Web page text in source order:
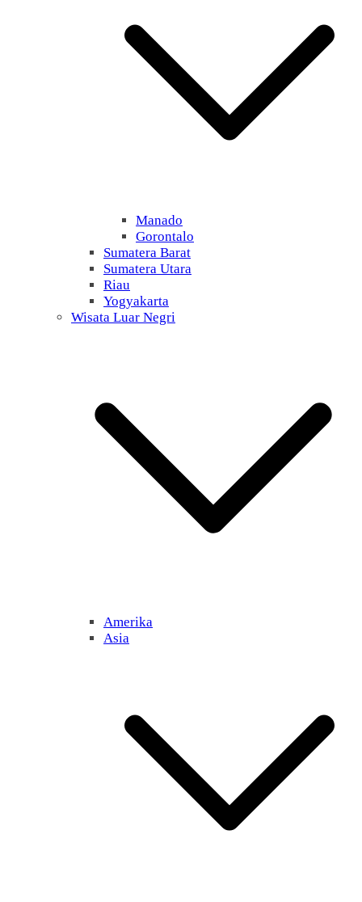
Manado
Gorontalo
Sumatera Barat
Sumatera Utara
Riau
Yogyakarta
Wisata Luar Negri
Amerika
Asia